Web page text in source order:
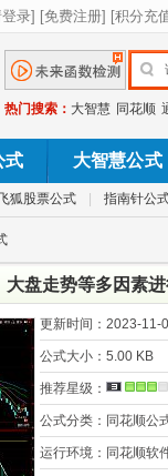
热门搜索： 大智慧 同花顺
式 大智慧公式
狐股票公式 指南针公
盘走势等多因素
更新时间： 2023-11-
公式大小： 5.00 KB
推荐星级：
公式分类： 同花顺公
运行环境： 同花顺软